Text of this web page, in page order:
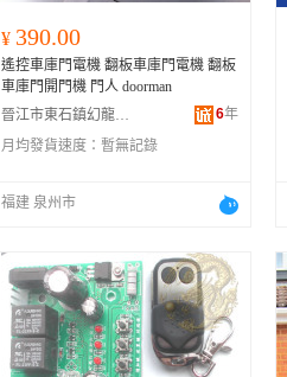
¥ 390.00
遙控車庫門電機 翻板車庫門電機 翻板
車庫門開門機 門人 doorman
晉江市東石鎮幻龍電子配件店
6年
月均發貨速度： 暫無記錄
福建 泉州市